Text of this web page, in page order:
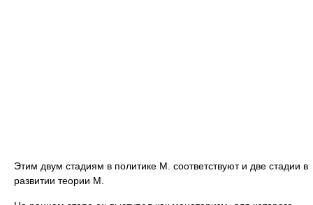
Этим двум стадиям в политике М. соответствуют и две стадии в
развитии теории М.